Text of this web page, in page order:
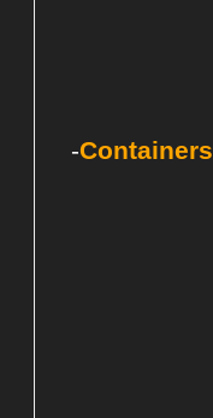
-Containers